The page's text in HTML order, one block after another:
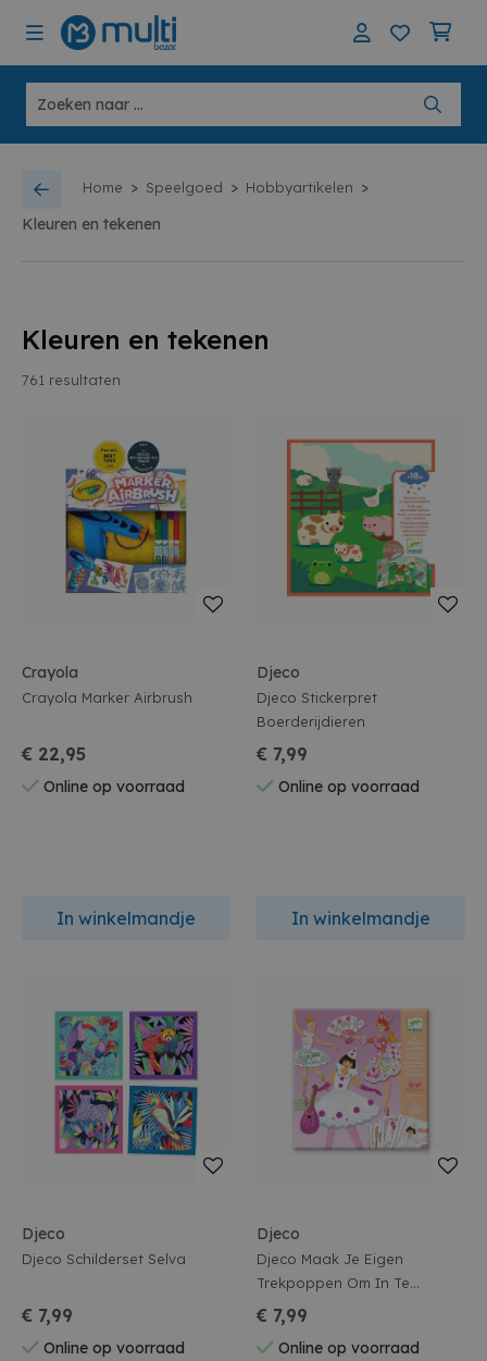
Home > Speelgoed > Hobbyartikelen >
Kleuren en tekenen
Kleuren en tekenen
761 resultaten
Crayola
Crayola Marker Airbrush
€ 22,95
Online op voorraad
In winkelmandje
Djeco
Djeco Stickerpret
Boerderijdieren
€ 7,99
Online op voorraad
In winkelmandje
Djeco
Djeco Schilderset Selva
€ 7,99
Online op voorraad
Djeco
Djeco Maak Je Eigen
Trekpoppen Om In Te
Kleuren
€ 7,99
Online op voorraad